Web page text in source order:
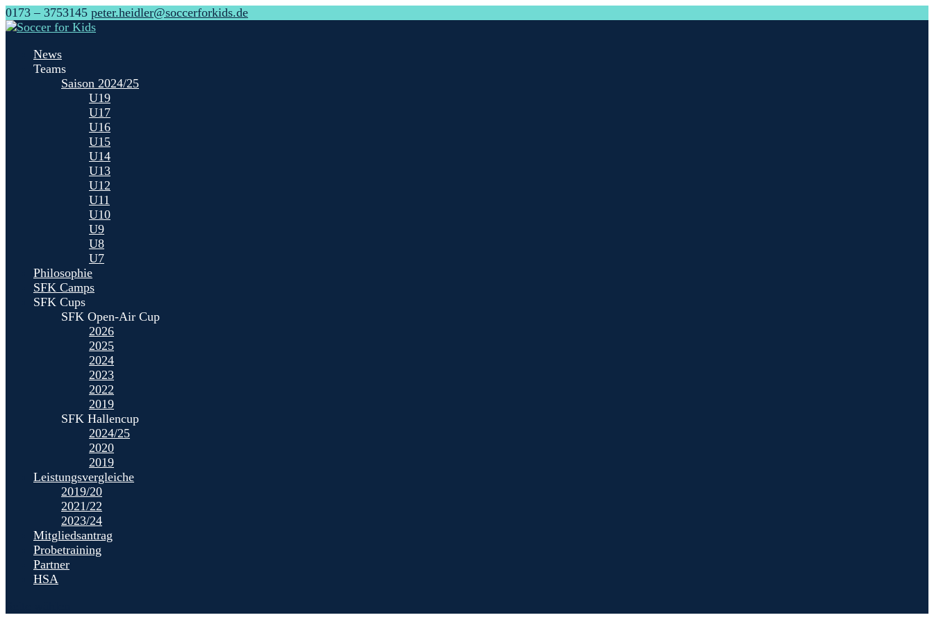
0173 – 3753145 peter.heidler@soccerforkids.de
News
Teams
Saison 2024/25
U19
U17
U16
U15
U14
U13
U12
U11
U10
U9
U8
U7
Philosophie
SFK Camps
SFK Cups
SFK Open-Air Cup
2026
2025
2024
2023
2022
2019
SFK Hallencup
2024/25
2020
2019
Leistungsvergleiche
2019/20
2021/22
2023/24
Mitgliedsantrag
Probetraining
Partner
HSA